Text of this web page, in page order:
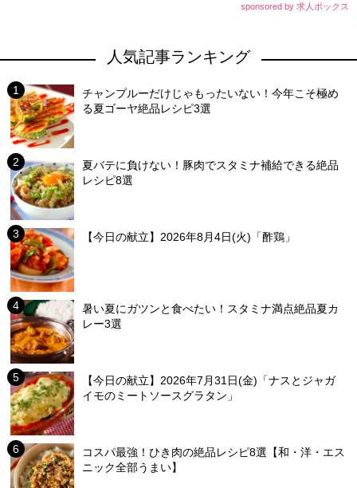
sponsored by 求人ボックス
人気記事ランキング
チャンプルーだけじゃもったいない！今年こそ極め
る夏ゴーヤ絶品レシピ3選
夏バテに負けない！豚肉でスタミナ補給できる絶品
レシピ8選
【今日の献立】2026年8月4日(火)「酢鶏」
暑い夏にガツンと食べたい！スタミナ満点絶品夏カ
レー3選
【今日の献立】2026年7月31日(金)「ナスとジャガ
イモのミートソースグラタン」
コスパ最強！ひき肉の絶品レシピ8選【和・洋・エス
ニック全部うまい】